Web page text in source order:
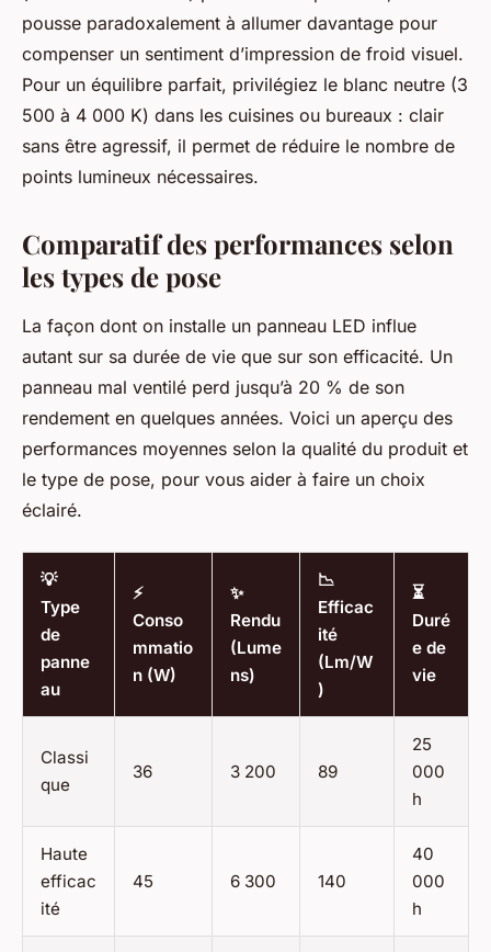
pousse paradoxalement à allumer davantage pour
compenser un sentiment d’impression de froid visuel.
Pour un équilibre parfait, privilégiez le blanc neutre (3
500 à 4 000 K) dans les cuisines ou bureaux : clair
sans être agressif, il permet de réduire le nombre de
points lumineux nécessaires.
Comparatif des performances selon
les types de pose
La façon dont on installe un panneau LED influe
autant sur sa durée de vie que sur son efficacité. Un
panneau mal ventilé perd jusqu’à 20 % de son
rendement en quelques années. Voici un aperçu des
performances moyennes selon la qualité du produit et
le type de pose, pour vous aider à faire un choix
éclairé.
💡
Type
de
panne
au
⚡
Conso
mmatio
n (W)
✨
Rendu
(Lume
ns)
📉
Efficac
ité
(Lm/W
)
⏳
Duré
e de
vie
Classi
que
36 3 200 89
25
000
h
Haute
efficac
ité
45 6 300 140
40
000
h